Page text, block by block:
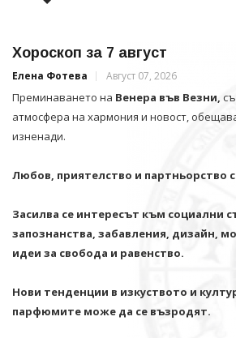
Хороскоп за 7 август
Елена Фотева Август 07, 2026
Преминаването на Венера във Везни,
атмосфера на хармония и новост,
изненади.
Любов, приятелство и партньорство
Засилва се интересът към социални
запознанства, забавления, дизайн,
идеи за свобода и равенство.
Нови тенденции в изкуството и
парфюмите може да се възродят.